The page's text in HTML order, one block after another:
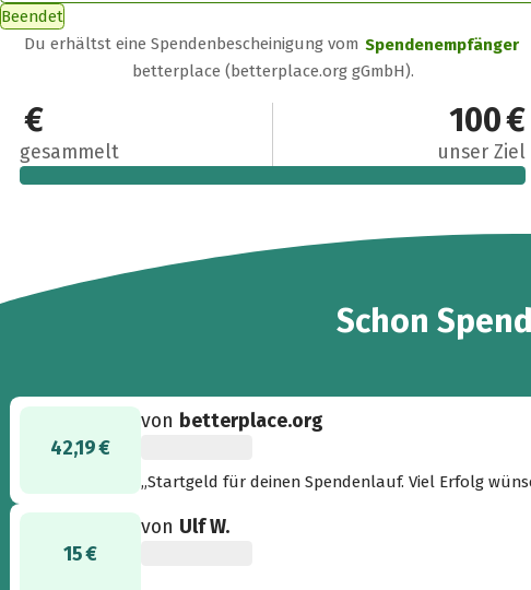
Beendet
Du erhältst eine Spendenbescheinigung vom Spendenempfänger
betterplace (betterplace.org gGmbH).
125,19 €
gesammelt
100 €
unser Ziel
Schon12
42,19 €
von betterplace.org
„Startgeld für deinen Spendenlauf. Viel Erfolg
15 €
von Ulf W.